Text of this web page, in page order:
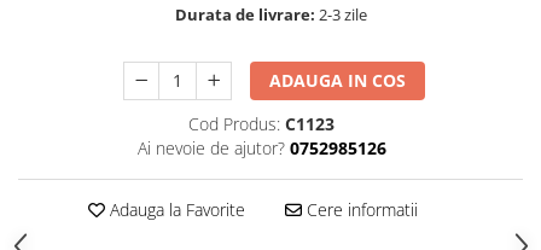
Durata de livrare: 2-3 zile
ADAUGA IN COS
Cod Produs: C1123
Ai nevoie de ajutor? 0752985126
Adauga la Favorite Cere informatii